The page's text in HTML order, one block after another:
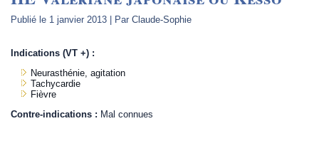
Publié le 1 janvier 2013 | Par Claude-Sophie
Indications (VT +) :
Neurasthénie, agitation
Tachycardie
Fièvre
Contre-indications : Mal connues